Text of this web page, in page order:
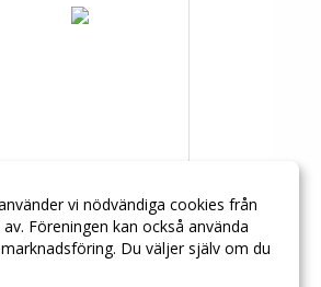
vi nödvändiga cookies från
Föreningen kan också använda
Du väljer själv om du